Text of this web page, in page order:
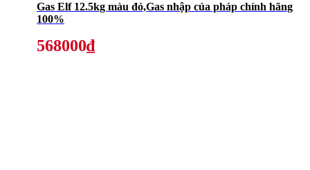
Gas Elf 12.5kg màu đỏ,Gas nhập của pháp chính hãng
100%
568000₫